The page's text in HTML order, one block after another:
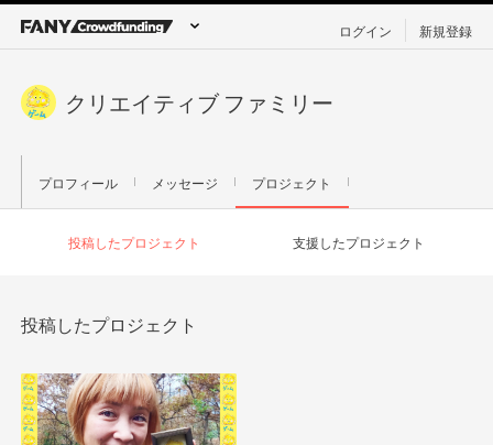
ログイン 新規登録
クリエイティブ ファミリー
プロフィール メッセージ プロジェクト
投稿したプロジェクト 支援したプロジェクト
投稿したプロジェクト